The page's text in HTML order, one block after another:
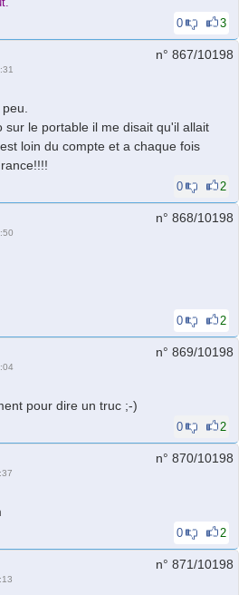
0
3
n° 867/10198
sur le portable il me disait qu'il allait
loin du compte et a chaque fois
0 2
n° 868/10198
0 2
n° 869/10198
pour dire un truc ;-)
0 2
n° 870/10198
0 2
n° 871/10198